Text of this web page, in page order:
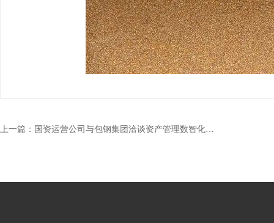
上一篇： 国资运营公司与包钢集团洽谈资产管理数智化平台合作项目